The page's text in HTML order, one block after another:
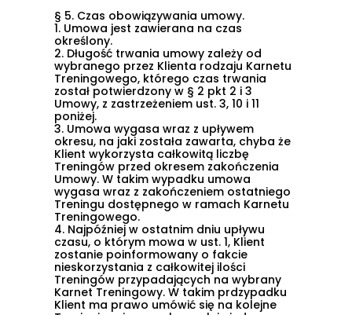
§ 5. Czas obowiązywania umowy.
1. Umowa jest zawierana na czas
określony.
2. Długość trwania umowy zależy od
wybranego przez Klienta rodzaju Karnetu
Treningowego, którego czas trwania
został potwierdzony w § 2 pkt 2 i 3
Umowy, z zastrzeżeniem ust. 3, 10 i 11
poniżej.
3. Umowa wygasa wraz z upływem
okresu, na jaki została zawarta, chyba że
Klient wykorzysta całkowitą liczbę
Treningów przed okresem zakończenia
Umowy. W takim wypadku umowa
wygasa wraz z zakończeniem ostatniego
Treningu dostępnego w ramach Karnetu
Treningowego.
4. Najpóźniej w ostatnim dniu upływu
czasu, o którym mowa w ust. 1, Klient
zostanie poinformowany o fakcie
nieskorzystania z całkowitej ilości
Treningów przypadających na wybrany
Karnet Treningowy. W takim prdzypadku
Klient ma prawo umówić się na kolejne